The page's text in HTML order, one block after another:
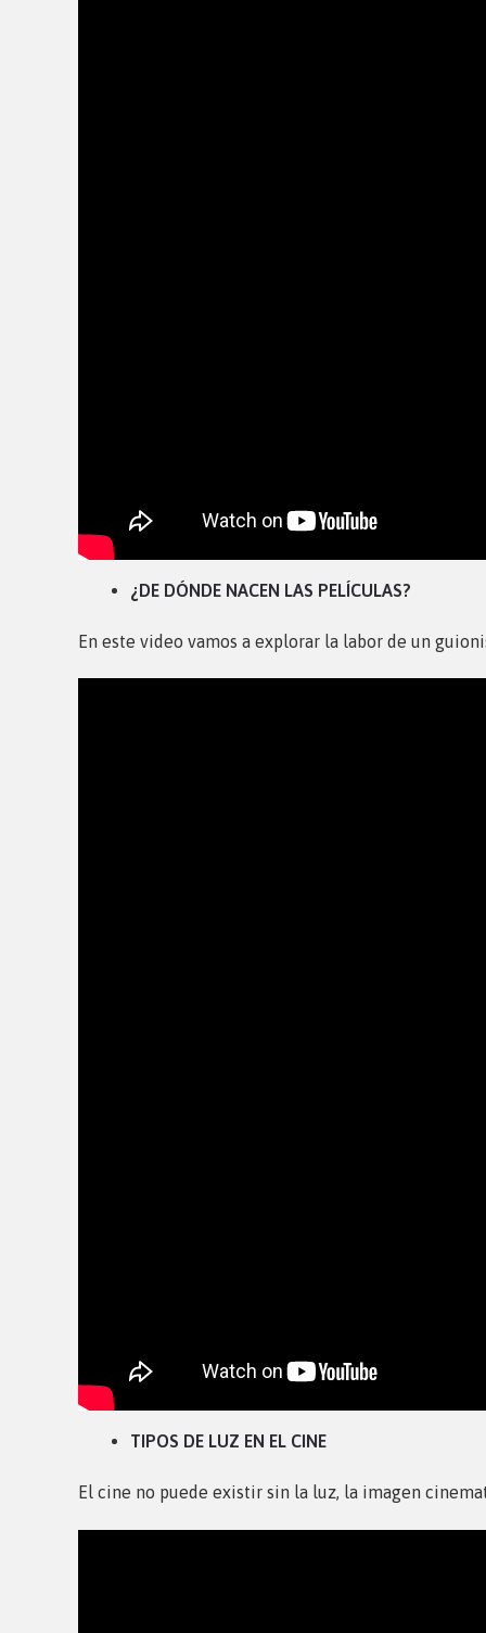
¿DE DÓNDE NACEN LAS PELÍCULAS?
En este video vamos a explorar la labor de un
TIPOS DE LUZ EN EL CINE
El cine no puede existir sin la luz, la imagen